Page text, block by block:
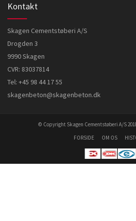
Kontakt
Skagen Cementstøberi A/S
Drogden 3
9990 Skagen
CVR: 83037814
Tel: +45 98 44 17 55
skagenbeton@skagenbeton.dk
© Copyright Skagen Cementstøberi A/S
FORSIDE
OM OS